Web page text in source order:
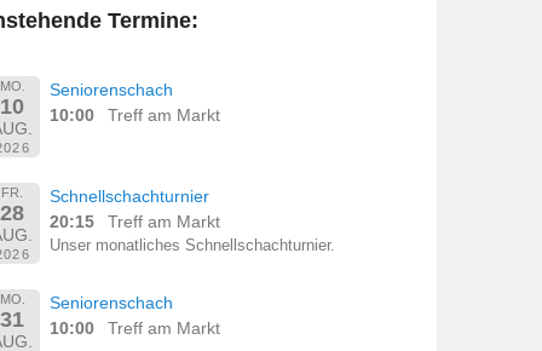
Termine:
MO.
10
Seniorenschach
10:00
Treff am Markt
FR.
28
Schnellschachturnier
20:15
Treff am Markt
Unser monatliches Schnellschachturnier.
MO.
31
Seniorenschach
10:00
Treff am Markt